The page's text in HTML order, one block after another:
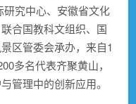
究中心、安徽省文化
合国教科文组织、国
区管委会承办，来自1
多名代表齐聚黄山，
管理中的创新应用。